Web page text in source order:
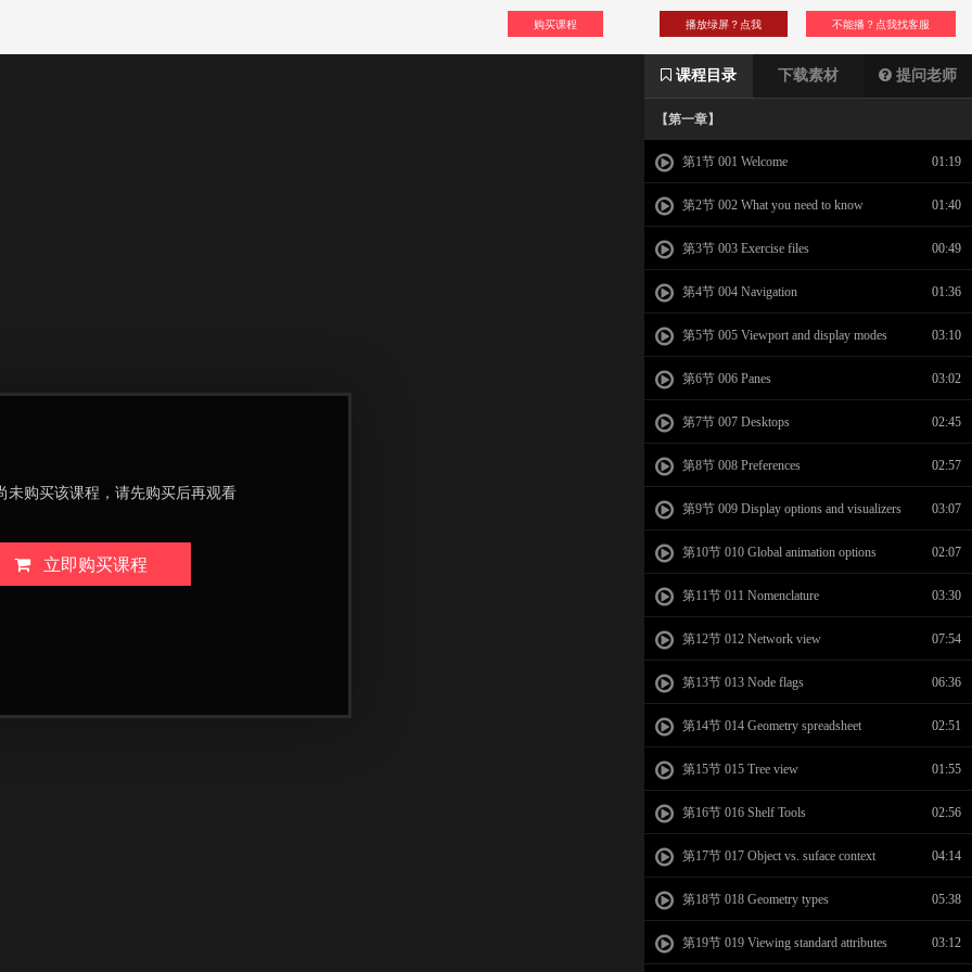
购买课程 不能播？点我找客服
播放绿屏？点我
课程目录 下载素材 提问老师
【第一章】
第1节 001 Welcome 01:19
第2节 002 What you need to know 01:40
第3节 003 Exercise files 00:49
第4节 004 Navigation 01:36
第5节 005 Viewport and display modes 03:10
第6节 006 Panes 03:02
第7节 007 Desktops 02:45
第8节 008 Preferences 02:57
第9节 009 Display options and visualizers 03:07
第10节 010 Global animation options 02:07
第11节 011 Nomenclature 03:30
第12节 012 Network view 07:54
第13节 013 Node flags 06:36
第14节 014 Geometry spreadsheet 02:51
第15节 015 Tree view 01:55
第16节 016 Shelf Tools 02:56
第17节 017 Object vs. suface context 04:14
第18节 018 Geometry types 05:38
第19节 019 Viewing standard attributes 03:12
未购买该课程，请先购买后再观看
立即购买课程